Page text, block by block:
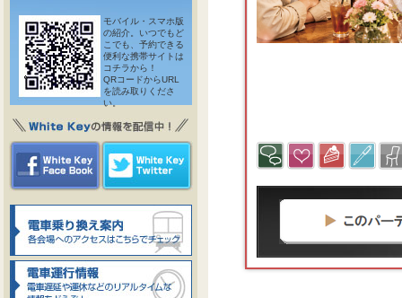
モバイル・スマホ版
の紹介。いつでもど
こでも、予約できる
便利な携帯サイトは
コチラから！
QRコードからURL
を読み取りくださ
い。